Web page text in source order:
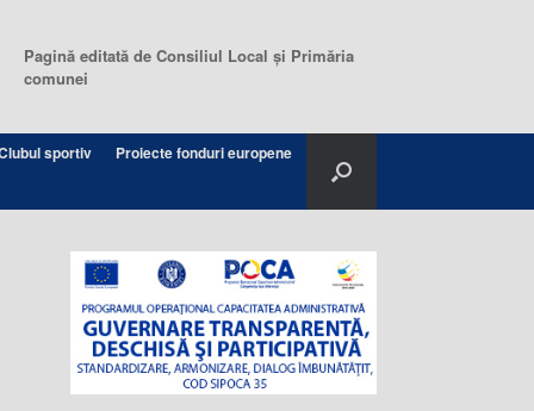
Pagină editată de Consiliul Local şi Primăria
comunei
sportiv
Proiecte fonduri europene